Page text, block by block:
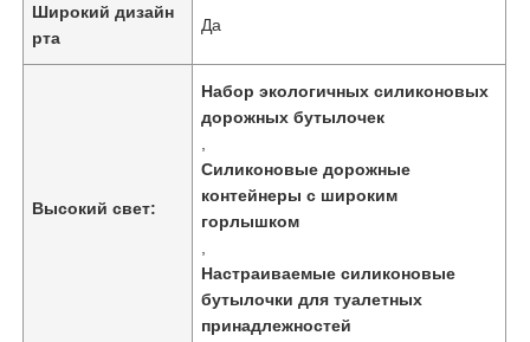
Широкий дизайн
рта
Да
Высокий свет:
Набор экологичных силиконовых
дорожных бутылочек
Силиконовые дорожные
контейнеры с широким
горлышком
Настраиваемые силиконовые
бутылочки для туалетных
принадлежностей